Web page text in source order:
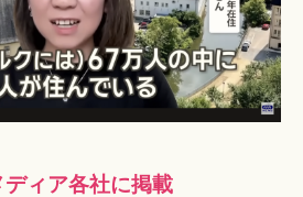
ィア各社に掲載